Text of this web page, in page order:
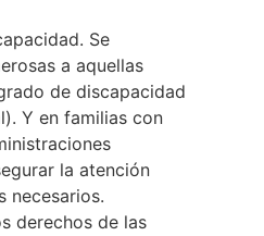
Se
a aquellas
de discapacidad
Y en familias con
la atención
necesarios.
derechos de las